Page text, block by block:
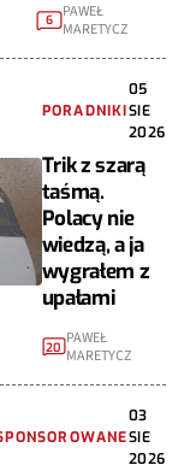
6 PAWEŁ
MARETYCZ
PORADNIKI
05
SIE
2026
Trik z szarą
taśmą.
Polacy nie
wiedzą, a ja
wygrałem z
upałami
20 PAWEŁ
MARETYCZ
03
SIE
2026